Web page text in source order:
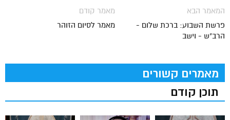
מאמר קודם
מאמר לסיום הזוהר
המאמר הבא
פרשת השבוע: ברכת שלום -
הרב"ש - וישב
מאמרים קשורים
תוכן קודם